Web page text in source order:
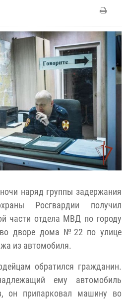
наряд группы задержания
Росгвардии получил
части отдела МВД по городу
дворе дома №22 по улице
из автомобиля.
обратился гражданин.
ему автомобиль
он припарковал машину во